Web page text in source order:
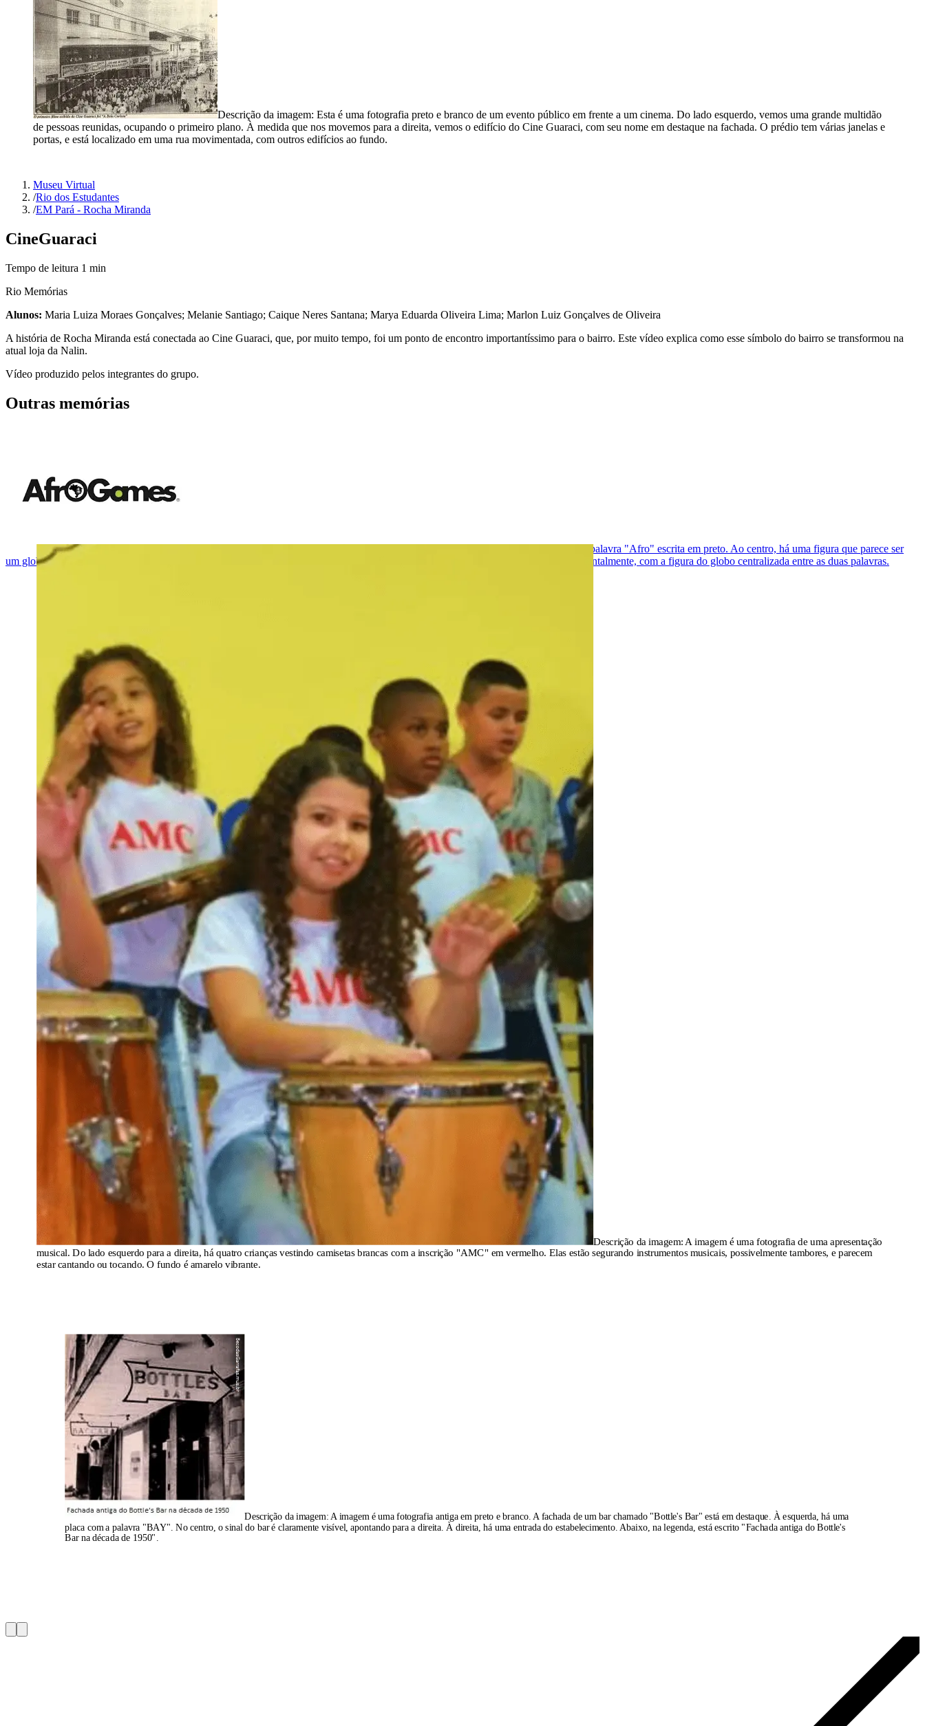
Descrição da imagem: Esta é uma fotografia preto e branco de um evento público em frente a um cinema. Do lado esquerdo, vemos uma grande multidão
de pessoas reunidas, ocupando o primeiro plano. À medida que nos movemos para a direita, vemos o edifício do Cine Guaraci, com seu nome em destaque na fachada. O prédio tem várias janelas e
portas, e está localizado em uma rua movimentada, com outros edifícios ao fundo.
Museu Virtual
/Rio dos Estudantes
/EM Pará - Rocha Miranda
CineGuaraci
Tempo de leitura 1 min
Rio Memórias
Alunos: Maria Luiza Moraes Gonçalves; Melanie Santiago; Caique Neres Santana; Marya Eduarda Oliveira Lima; Marlon Luiz Gonçalves de Oliveira
A história de Rocha Miranda está conectada ao Cine Guaraci, que, por muito tempo, foi um ponto de encontro importantíssimo para o bairro. Este vídeo explica como esse símbolo do bairro se transformou na
atual loja da Nalin.
Vídeo produzido pelos integrantes do grupo.
Outras memórias
A imagem é um logotipo em preto e branco. Do lado esquerdo, há a palavra "Afro" escrita em preto. Ao centro, há uma figura que parece ser
um globo terrestre, com continentes em verde e azul. À direita, a palavra "Games" está escrita em preto. O logotipo está disposto horizontalmente, com a figura do globo centralizada entre as duas palavras.
Descrição da imagem: A imagem é uma fotografia de uma apresentação
musical. Do lado esquerdo para a direita, há quatro crianças vestindo camisetas brancas com a inscrição "AMC" em vermelho. Elas estão segurando instrumentos musicais, possivelmente tambores, e parecem
estar cantando ou tocando. O fundo é amarelo vibrante.
Descrição da imagem: A imagem é uma fotografia antiga em preto e branco. A fachada de um bar chamado "Bottle's Bar" está em destaque. À esquerda, há uma
placa com a palavra "BAY". No centro, o sinal do bar é claramente visível, apontando para a direita. À direita, há uma entrada do estabelecimento. Abaixo, na legenda, está escrito "Fachada antiga do Bottle's
Bar na década de 1950".